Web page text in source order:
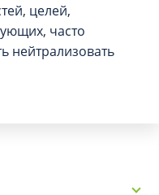
целей,
часто
нейтрализовать